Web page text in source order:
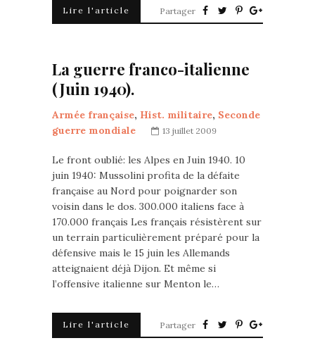
Lire l'article Partager
La guerre franco-italienne
(Juin 1940).
Armée française, Hist. militaire, Seconde
guerre mondiale
13 juillet 2009
Le front oublié: les Alpes en Juin 1940. 10
juin 1940: Mussolini profita de la défaite
française au Nord pour poignarder son
voisin dans le dos. 300.000 italiens face à
170.000 français Les français résistèrent sur
un terrain particulièrement préparé pour la
défensive mais le 15 juin les Allemands
atteignaient déjà Dijon. Et même si
l’offensive italienne sur Menton le…
Lire l'article Partager